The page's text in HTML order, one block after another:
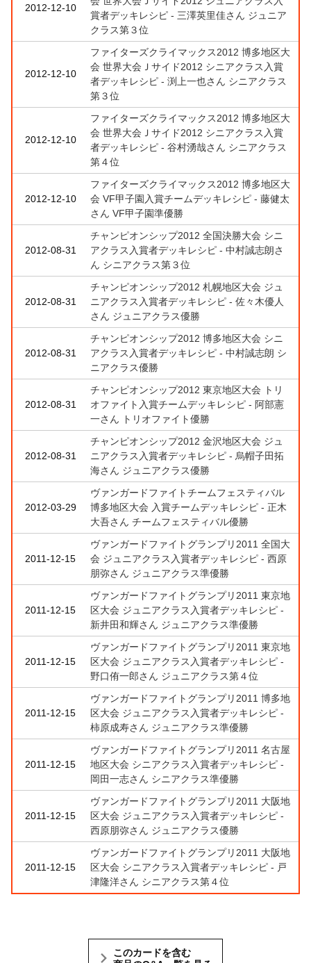
2012-12-10
賞者デッキレシピ - 三澤英里佳さん ジュニア
クラス第３位
2012-12-10
ファイターズクライマックス2012 博多地区大
会 世界大会Ｊサイド2012 シニアクラス入賞
者デッキレシピ - 渕上一也さん シニアクラス
第３位
2012-12-10
ファイターズクライマックス2012 博多地区大
会 世界大会Ｊサイド2012 シニアクラス入賞
者デッキレシピ - 谷村湧哉さん シニアクラス
第４位
2012-12-10
ファイターズクライマックス2012 博多地区大
会 VF甲子園入賞チームデッキレシピ - 藤健太
さん VF甲子園準優勝
2012-08-31
チャンピオンシップ2012 全国決勝大会 シニ
アクラス入賞者デッキレシピ - 中村誠志朗さ
ん シニアクラス第３位
2012-08-31
チャンピオンシップ2012 札幌地区大会 ジュ
ニアクラス入賞者デッキレシピ - 佐々木優人
さん ジュニアクラス優勝
2012-08-31
チャンピオンシップ2012 博多地区大会 シニ
アクラス入賞者デッキレシピ - 中村誠志朗 シ
ニアクラス優勝
2012-08-31
チャンピオンシップ2012 東京地区大会 トリ
オファイト入賞チームデッキレシピ - 阿部憲
一さん トリオファイト優勝
2012-08-31
チャンピオンシップ2012 金沢地区大会 ジュ
ニアクラス入賞者デッキレシピ - 烏帽子田拓
海さん ジュニアクラス優勝
2012-03-29
ヴァンガードファイトチームフェスティバル
博多地区大会 入賞チームデッキレシピ - 正木
大吾さん チームフェスティバル優勝
2011-12-15
ヴァンガードファイトグランプリ2011 全国大
会 ジュニアクラス入賞者デッキレシピ - 西原
朋弥さん ジュニアクラス準優勝
2011-12-15
ヴァンガードファイトグランプリ2011 東京地
区大会 ジュニアクラス入賞者デッキレシピ -
新井田和輝さん ジュニアクラス準優勝
2011-12-15
ヴァンガードファイトグランプリ2011 東京地
区大会 ジュニアクラス入賞者デッキレシピ -
野口侑一郎さん ジュニアクラス第４位
2011-12-15
ヴァンガードファイトグランプリ2011 博多地
区大会 ジュニアクラス入賞者デッキレシピ -
柿原成寿さん ジュニアクラス準優勝
2011-12-15
ヴァンガードファイトグランプリ2011 名古屋
地区大会 シニアクラス入賞者デッキレシピ -
岡田一志さん シニアクラス準優勝
2011-12-15
ヴァンガードファイトグランプリ2011 大阪地
区大会 ジュニアクラス入賞者デッキレシピ -
西原朋弥さん ジュニアクラス優勝
2011-12-15
ヴァンガードファイトグランプリ2011 大阪地
区大会 シニアクラス入賞者デッキレシピ - 戸
津隆洋さん シニアクラス第４位
このカードを含む